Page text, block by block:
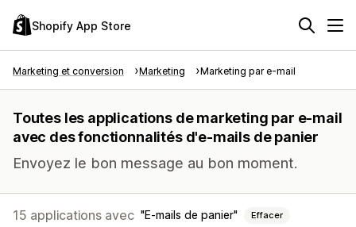
Shopify App Store
Marketing et conversion Marketing Marketing par e-mail
Toutes les applications de marketing par e-mail
avec des fonctionnalités d'e-mails de panier
Envoyez le bon message au bon moment.
15 applications avec E-mails de panier Effacer